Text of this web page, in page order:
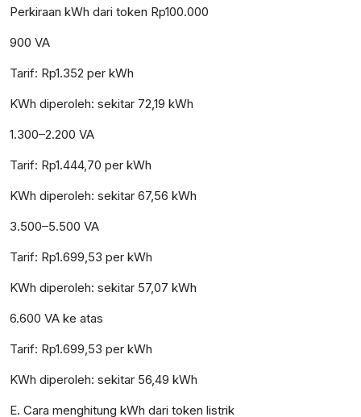
Perkiraan kWh dari token Rp100.000
900 VA
Tarif: Rp1.352 per kWh
KWh diperoleh: sekitar 72,19 kWh
1.300–2.200 VA
Tarif: Rp1.444,70 per kWh
KWh diperoleh: sekitar 67,56 kWh
3.500–5.500 VA
Tarif: Rp1.699,53 per kWh
KWh diperoleh: sekitar 57,07 kWh
6.600 VA ke atas
Tarif: Rp1.699,53 per kWh
KWh diperoleh: sekitar 56,49 kWh
E. Cara menghitung kWh dari token listrik